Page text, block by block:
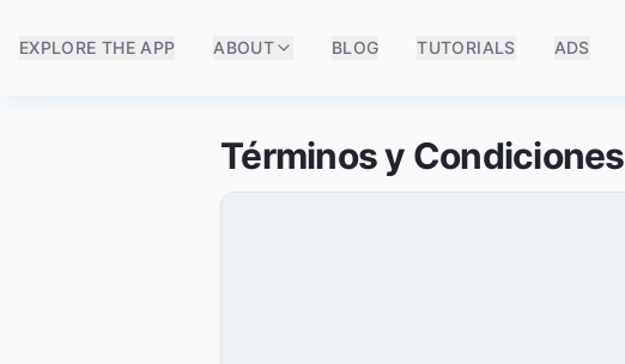
EXPLORE THE APP ABOUT BLOG TUTORIALS ADS
Términos y Condiciones